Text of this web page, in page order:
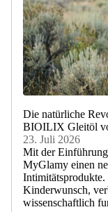
Die natürliche
BIOILIX Gleitöl
23. Juli 2026
Mit der
MyGlamy einen
Kinderwunsch,
wissenschaftlich